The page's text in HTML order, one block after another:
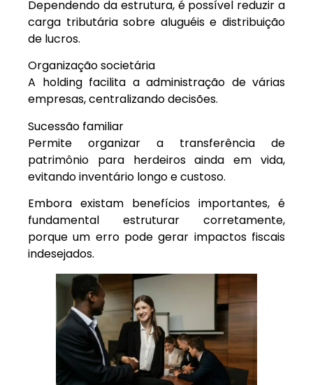
Dependendo da estrutura, é possível reduzir a
carga tributária sobre aluguéis e distribuição
de lucros.
Organização societária
A holding facilita a administração de várias
empresas, centralizando decisões.
Sucessão familiar
Permite organizar a transferência de
patrimônio para herdeiros ainda em vida,
evitando inventário longo e custoso.
Embora existam benefícios importantes, é
fundamental estruturar corretamente,
porque um erro pode gerar impactos fiscais
indesejados.